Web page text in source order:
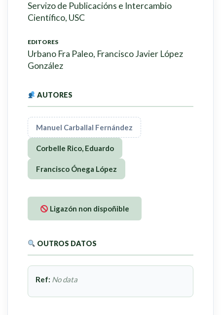
Servizo de Publicacións e Intercambio
Científico, USC
EDITORES
Urbano Fra Paleo, Francisco Javier López
González
AUTORES
Manuel Carballal Fernández
Corbelle Rico, Eduardo
Francisco Ónega López
Ligazón non dispoñible
OUTROS DATOS
Ref: No data